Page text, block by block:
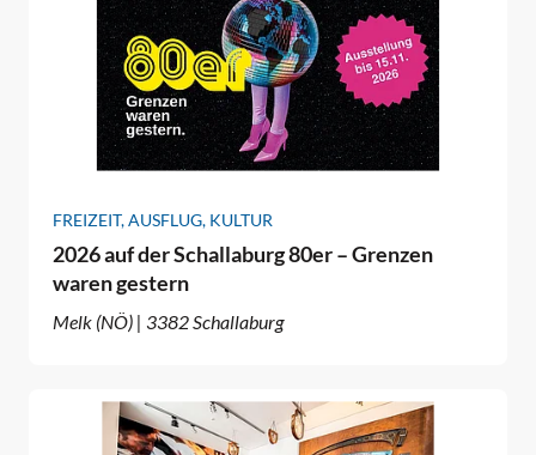
FREIZEIT, AUSFLUG, KULTUR
2026 auf der Schallaburg 80er – Grenzen
waren gestern
Melk (NÖ) | 3382 Schallaburg